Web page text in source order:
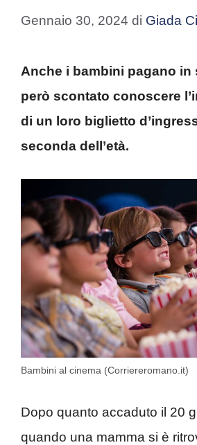
Gennaio 30, 2024 di Giada
Anche i bambini pagano in
però scontato conoscere
di un loro biglietto
seconda dell’età.
Bambini al cinema (Corriereromano.it)
Dopo quanto accaduto il 20
quando una mamma si è